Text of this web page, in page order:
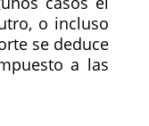
o incluso
se deduce
a las